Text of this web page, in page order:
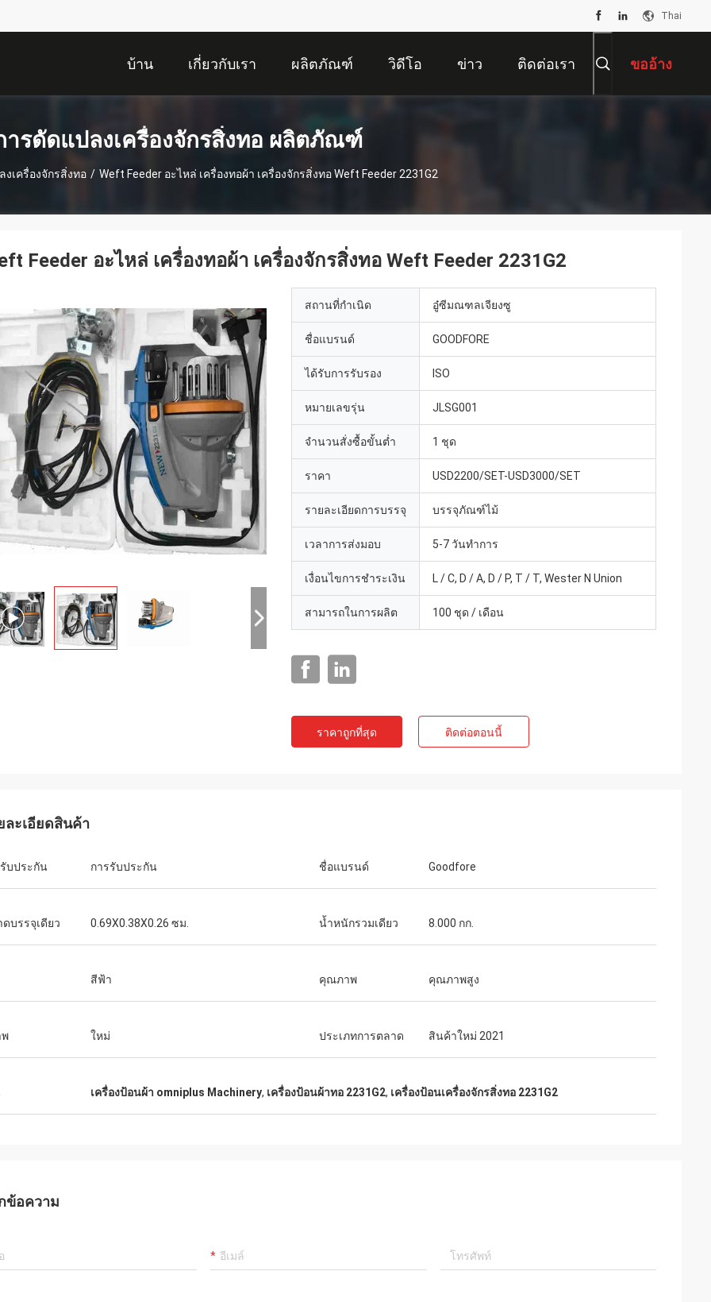
Thai
บ้าน เกี่ยวกับเรา ผลิตภัณฑ์ วิดีโอ ข่าว ติดต่อเรา ขออ้าง
ารดัดแปลงเครื่องจักรสิ่งทอ ผลิตภัณฑ์
งเครื่องจักรสิ่งทอ / Weft Feeder อะไหล่ เครื่องทอผ้า เครื่องจักรสิ่งทอ Weft Feeder 2231G2
เดนนิส
Feeder อะไหล่ เครื่องทอผ้า เครื่องจักรสิ่งทอ Weft Feeder 2231G2
สถานที่กำเนิด อู๋ซีมณฑลเจียงซู
ชื่อแบรนด์ GOODFORE
ได้รับการรับรอง ISO
หมายเลขรุ่น JLSG001
จำนวนสั่งซื้อขั้นต่ำ 1 ชุด
ราคา USD2200/SET-USD3000/SET
รายละเอียดการบรรจุ บรรจุภัณฑ์ไม้
เวลาการส่งมอบ 5-7 วันทำการ
เงื่อนไขการชำระเงิน L / C, D / A, D / P, T / T, Wester N Union
สามารถในการผลิต 100 ชุด / เดือน
ราคาถูกที่สุด ติดต่อตอนนี้
ละเอียดสินค้า
บประกัน การรับประกัน ชื่อแบรนด์ Goodfore
บรรจุเดียว 0.69X0.38X0.26 ซม. น้ำหนักรวมเดียว 8.000 กก.
สีฟ้า คุณภาพ คุณภาพสูง
พ ใหม่ ประเภทการตลาด สินค้าใหม่ 2021
เครื่องป้อนผ้า omniplus Machinery, เครื่องป้อนผ้าทอ 2231G2, เครื่องป้อนเครื่องจักรสิ่งทอ 2231G2
ข้อความ